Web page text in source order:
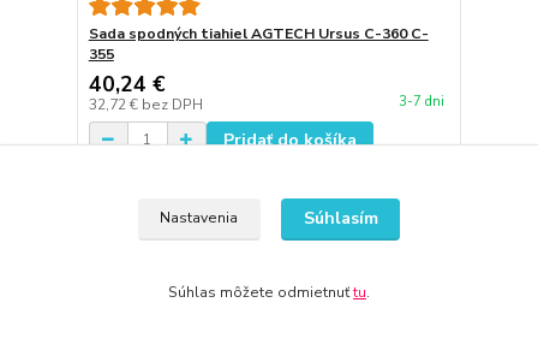
Sada spodných tiahiel AGTECH Ursus C-360 C-
355
40,24 €
32,72 € bez DPH 3-7 dni
Pridať do košíka
Nastavenia Súhlasím
Súhlas môžete odmietnuťtu.